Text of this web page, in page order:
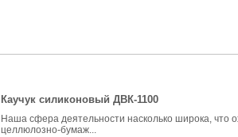
Каучук силиконовый ДВК-1100
Наша сфера деятельности насколько широка, что
целлюлозно-бумаж...